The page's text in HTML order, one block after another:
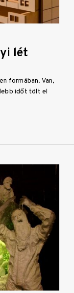
lét
formában. Van,
időt tölt el